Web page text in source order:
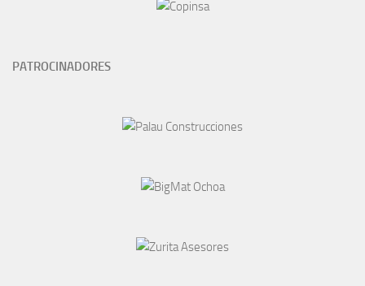
PATROCINADORES